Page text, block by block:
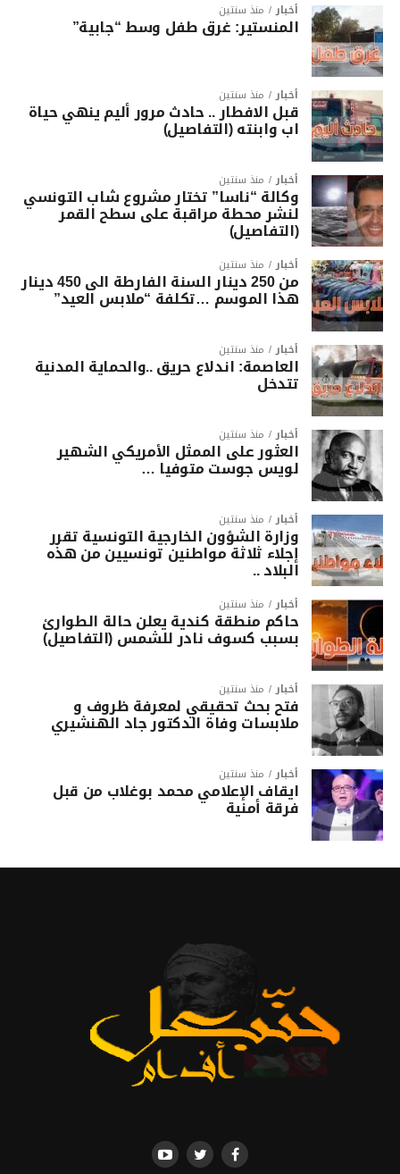
أخبار منذ سنتين
المنستير: غرق طفل وسط “جابية”
أخبار منذ سنتين
قبل الافطار .. حادث مرور أليم ينهي حياة
اب وابنته (التفاصيل)
أخبار منذ سنتين
وكالة “ناسا” تختار مشروع شاب التونسي
لنشر محطة مراقبة على سطح القمر
(التفاصيل)
أخبار منذ سنتين
من 250 دينار السنة الفارطة الى 450 دينار
هذا الموسم …تكلفة “ملابس العيد”
أخبار منذ سنتين
العاصمة: اندلاع حريق ..والحماية المدنية
تتدخل
أخبار منذ سنتين
العثور على الممثل الأمريكي الشهير
لويس جوست متوفيا …
أخبار منذ سنتين
وزارة الشؤون الخارجية التونسية تقرر
إجلاء ثلاثة مواطنين تونسيين من هذه
البلاد ..
أخبار منذ سنتين
حاكم منطقة كندية يعلن حالة الطوارئ
بسبب كسوف نادر للشمس (التفاصيل)
أخبار منذ سنتين
فتح بحث تحقيقي لمعرفة ظروف و
ملابسات وفاة الدكتور جاد الهنشيري
أخبار منذ سنتين
ايقاف الإعلامي محمد بوغلاب من قبل
فرقة أمنية